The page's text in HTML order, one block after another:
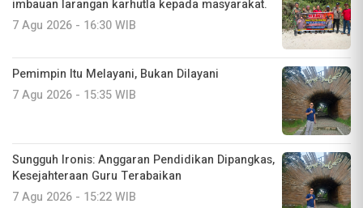
imbauan larangan karhutla kepada masyarakat.
7 Agu 2026 - 16:30 WIB
Pemimpin Itu Melayani, Bukan Dilayani
7 Agu 2026 - 15:35 WIB
Sungguh Ironis: Anggaran Pendidikan Dipangkas,
Kesejahteraan Guru Terabaikan
7 Agu 2026 - 15:22 WIB